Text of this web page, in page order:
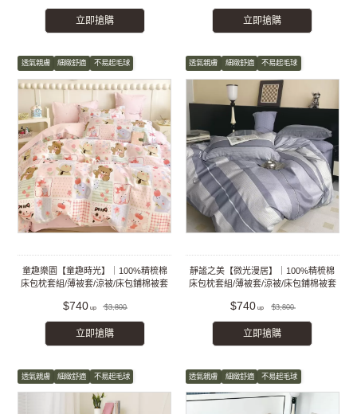
立即搶購 立即搶購
透氣親膚 細緻舒適 不易起毛球
童趣樂園【童趣時光】｜100%精梳棉
床包枕套組/薄被套/涼被/床包鋪棉被套
$740 $3,800
立即搶購
透氣親膚 細緻舒適 不易起毛球
靜謐之美【微光漫居】｜100%精梳棉
床包枕套組/薄被套/涼被/床包鋪棉被套
$740 $3,800
立即搶購
透氣親膚 細緻舒適 不易起毛球 透氣親膚 細緻舒適 不易起毛球